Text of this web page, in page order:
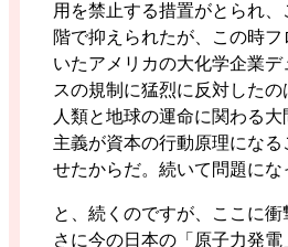
用を禁止する措置がとられ
階で抑えられたが、この時
いたアメリカの大化学企業
スの規制に猛烈に反対したの
人類と地球の運命に関わる
主義が資本の行動原理にな
せたからだ。続いて問題にな
と、続くのですが、ここに衝
さに今の日本の「原子力発